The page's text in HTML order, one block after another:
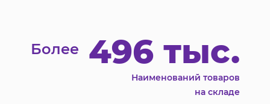
Более 496 тыс.
Наименований товаров
на складе